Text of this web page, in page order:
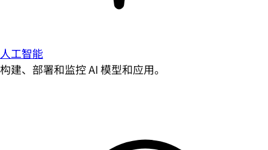
人工智能
构建、部署和监控 AI 模型和应用。